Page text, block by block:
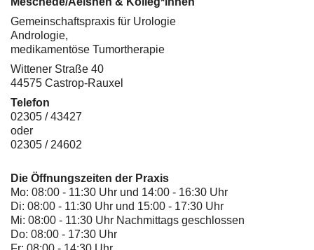
Gemeinschaftspraxis für Urologie
Andrologie,
medikamentöse Tumortherapie
Wittener Straße 40
44575 Castrop-Rauxel
Telefon
02305 / 43427
oder
02305 / 24602
Die Öffnungszeiten der Praxis
Mo: 08:00 - 11:30 Uhr und 14:00 - 16:30 Uhr
Di: 08:00 - 11:30 Uhr und 15:00 - 17:30 Uhr
Mi: 08:00 - 11:30 Uhr Nachmittags geschlossen
Do: 08:00 - 17:30 Uhr